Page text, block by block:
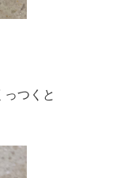
つくと